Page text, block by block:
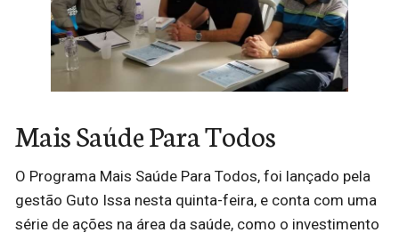
Mais Saúde Para Todos
O Programa Mais Saúde Para Todos, foi lançado pela
gestão Guto Issa nesta quinta-feira, e conta com uma
série de ações na área da saúde, como o investimento